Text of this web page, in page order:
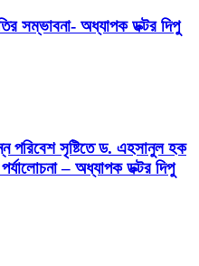
সম্ভাবনা- অধ্যাপক ডক্টর দিপু
পরিবেশ সৃষ্টিতে ড. এহসানুল হক
– অধ্যাপক ডক্টর দিপু